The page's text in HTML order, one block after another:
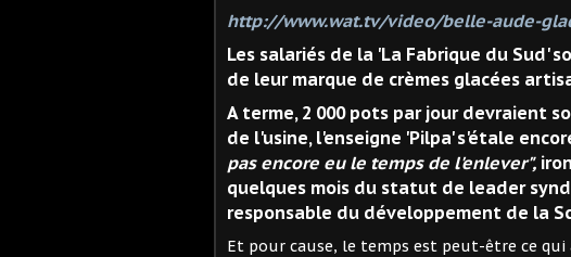
http://www.wat.tv/video/belle-aude-
Les salariés de la 'La Fabrique du Sud'
de leur marque de crèmes glacées
A terme, 2 000 pots par jour devraient
de l'usine, l'enseigne 'Pilpa' s'étale
pas encore eu le temps de l'enlever",
quelques mois du statut de leader
responsable du développement de la
Et pour cause, le temps est peut-être ce